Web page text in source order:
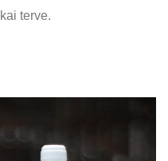
terve.